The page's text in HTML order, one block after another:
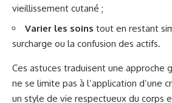
vieillissement cutané ;
Varier les soins tout en restant
surcharge ou la confusion des actifs.
Ces astuces traduisent une approche
ne se limite pas à l’application d’une
un style de vie respectueux du corps